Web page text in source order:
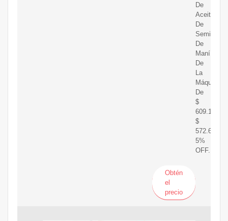
De
Aceite
De
Semilla
De
Maní
De
La
Máquina
De
$
609.188
$
572.639
5%
OFF.
Obtén
el
precio